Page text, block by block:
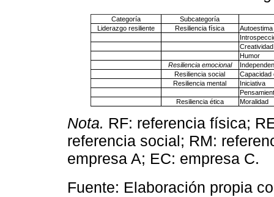
Categoría Subcategoría
Liderazgo resiliente
Resiliencia física
Creatividad
Humor
Resiliencia emocional
Resiliencia social
Capacidad
Resiliencia mental
Iniciativa
Resiliencia ética
Moralidad
Nota. RF: referencia física;
referencia social; RM:
empresa A; EC: empresa C.
Fuente: Elaboración propia